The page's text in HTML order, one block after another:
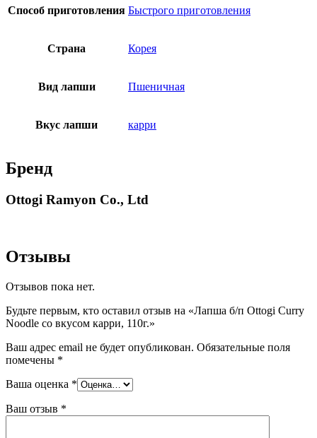
Способ приготовления Быстрого приготовления
Страна Корея
Вид лапши Пшеничная
Вкус лапши карри
Бренд
Ottogi Ramyon Co., Ltd
Отзывы
Отзывов пока нет.
Будьте первым, кто оставил отзыв на «Лапша б/п Ottogi Curry
Noodle со вкусом карри, 110г.»
Ваш адрес email не будет опубликован. Обязательные поля
помечены *
Ваша оценка *
Ваш отзыв *